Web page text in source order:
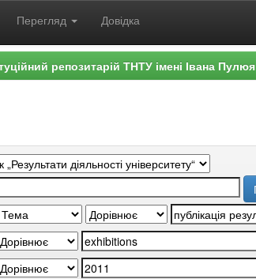
Перегляд Довідка
репозитарій ТНТУ імені Івана Пулюя